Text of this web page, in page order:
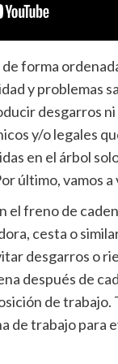
forma
y problemas
desgarros
y/o legales
en el árbol
último, vamos
el freno de
cesta o
desgarros o
después de
de
de trabajo para